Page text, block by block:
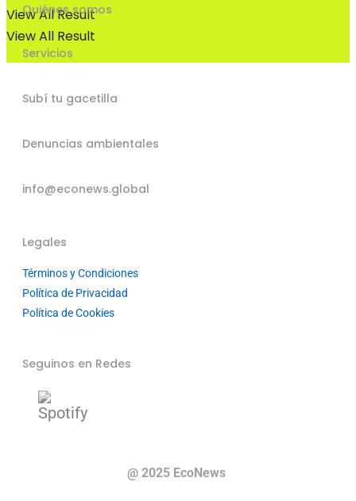
View All Result
View All Result
Quiénes somos
Servicios
Subí tu gacetilla
Denuncias ambientales
info@econews.global
Legales
Términos y Condiciones
Política de Privacidad
Política de Cookies
Seguinos en Redes
@ 2025 EcoNews